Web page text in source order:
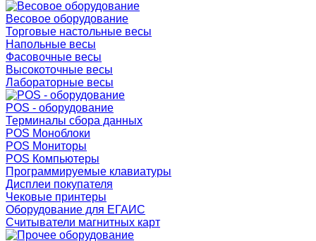
Весовое оборудование
Торговые настольные весы
Напольные весы
Фасовочные весы
Высокоточные весы
Лабораторные весы
POS - оборудование
Терминалы сбора данных
POS Моноблоки
POS Мониторы
POS Компьютеры
Программируемые клавиатуры
Дисплеи покупателя
Чековые принтеры
Оборудование для ЕГАИС
Считыватели магнитных карт